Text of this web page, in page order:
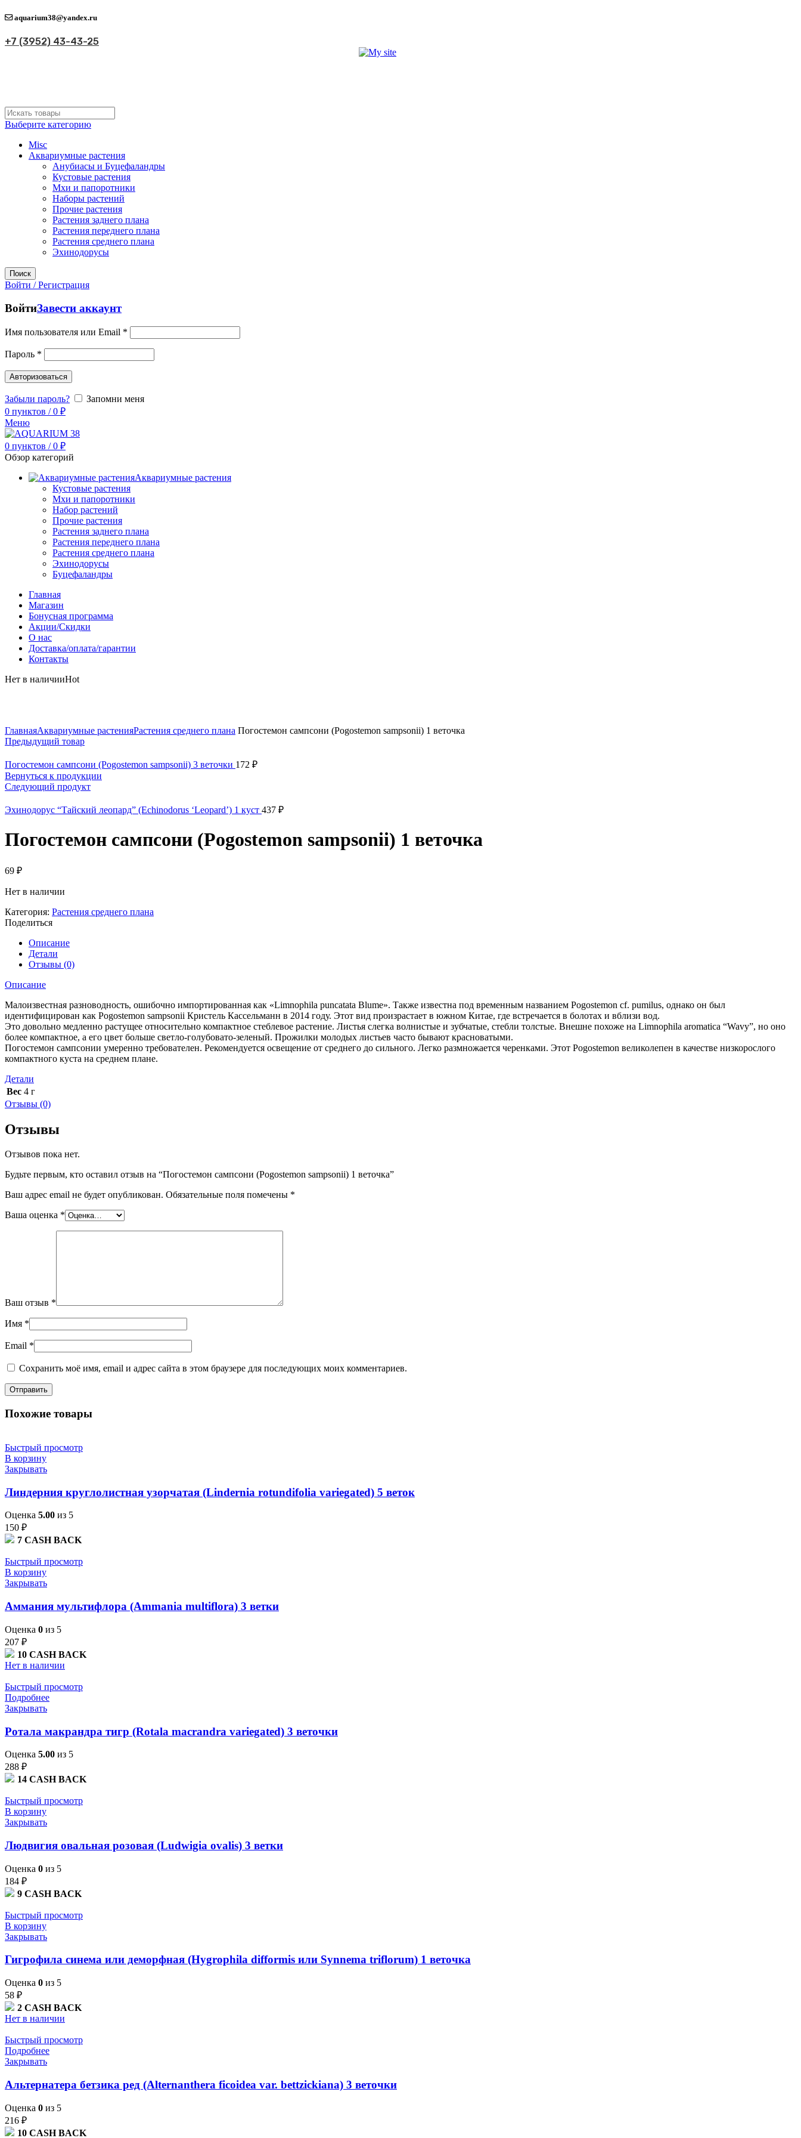
aquarium38@yandex.ru
+7 (3952) 43-43-25
Выберите категорию
Misc
Аквариумные растения
Анубиасы и Буцефаландры
Кустовые растения
Мхи и папоротники
Наборы растений
Прочие растения
Растения заднего плана
Растения переднего плана
Растения среднего плана
Эхинодорусы
Поиск
Войти / Регистрация
ВойтиЗавести аккаунт
Имя пользователя или Email *
Пароль *
Авторизоваться
Забыли пароль?
Запомни меня
0 пунктов / 0 ₽
Меню
0 пунктов / 0 ₽
Обзор категорий
Аквариумные растения
Кустовые растения
Мхи и папоротники
Набор растений
Прочие растения
Растения заднего плана
Растения переднего плана
Растения среднего плана
Эхинодорусы
Буцефаландры
Главная
Магазин
Бонусная программа
Акции/Скидки
О нас
Доставка/оплата/гарантии
Контакты
Нет в наличииHot
ГлавнаяАквариумные растенияРастения среднего плана Погостемон сампсони (Pogostemon sampsonii) 1 веточка
Предыдущий товар
Погостемон сампсони (Pogostemon sampsonii) 3 веточки 172 ₽
Вернуться к продукции
Следующий продукт
Эхинодорус “Тайский леопард” (Echinodorus ‘Leopard’) 1 куст 437 ₽
Погостемон сампсони (Pogostemon sampsonii) 1 веточка
69 ₽
Нет в наличии
Категория: Растения среднего плана
Поделиться
Описание
Детали
Отзывы (0)
Описание
Малоизвестная разноводность, ошибочно импортированная как «Limnophila puncatata Blume». Также известна под временным названием Pogostemon cf. pumilus, однако он был
идентифицирован как Pogostemon sampsonii Кристель Кассельманн в 2014 году. Этот вид произрастает в южном Китае, где встречается в болотах и ​​вблизи вод.
Это довольно медленно растущее относительно компактное стеблевое растение. Листья слегка волнистые и зубчатые, стебли толстые. Внешне похоже на Limnophila aromatica “Wavy”, но оно
более компактное, а его цвет больше светло-голубовато-зеленый. Прожилки молодых листьев часто бывают красноватыми.
Погостемон сампсонии умеренно требователен. Рекомендуется освещение от среднего до сильного. Легко размножается черенками. Этот Pogostemon великолепен в качестве низкорослого
компактного куста на среднем плане.
Детали
Вес 4 г
Отзывы (0)
Отзывы
Отзывов пока нет.
Будьте первым, кто оставил отзыв на “Погостемон сампсони (Pogostemon sampsonii) 1 веточка”
Ваш адрес email не будет опубликован. Обязательные поля помечены *
Ваша оценка *
Ваш отзыв *
Имя *
Email *
Сохранить моё имя, email и адрес сайта в этом браузере для последующих моих комментариев.
Похожие товары
Быстрый просмотр
В корзину
Закрывать
Линдерния круглолистная узорчатая (Lindernia rotundifolia variegated) 5 веток
Оценка 5.00 из 5
150 ₽
7 CASH BACK
Быстрый просмотр
В корзину
Закрывать
Аммания мультифлора (Ammania multiflora) 3 ветки
Оценка 0 из 5
207 ₽
10 CASH BACK
Нет в наличии
Быстрый просмотр
Подробнее
Закрывать
Ротала макрандра тигр (Rotala macrandra variegated) 3 веточки
Оценка 5.00 из 5
288 ₽
14 CASH BACK
Быстрый просмотр
В корзину
Закрывать
Людвигия овальная розовая (Ludwigia ovalis) 3 ветки
Оценка 0 из 5
184 ₽
9 CASH BACK
Быстрый просмотр
В корзину
Закрывать
Гигрофила синема или деморфная (Hygrophila difformis или Synnema triflorum) 1 веточка
Оценка 0 из 5
58 ₽
2 CASH BACK
Нет в наличии
Быстрый просмотр
Подробнее
Закрывать
Альтернатера бетзика ред (Alternanthera ficoidea var. bettzickiana) 3 веточки
Оценка 0 из 5
216 ₽
10 CASH BACK